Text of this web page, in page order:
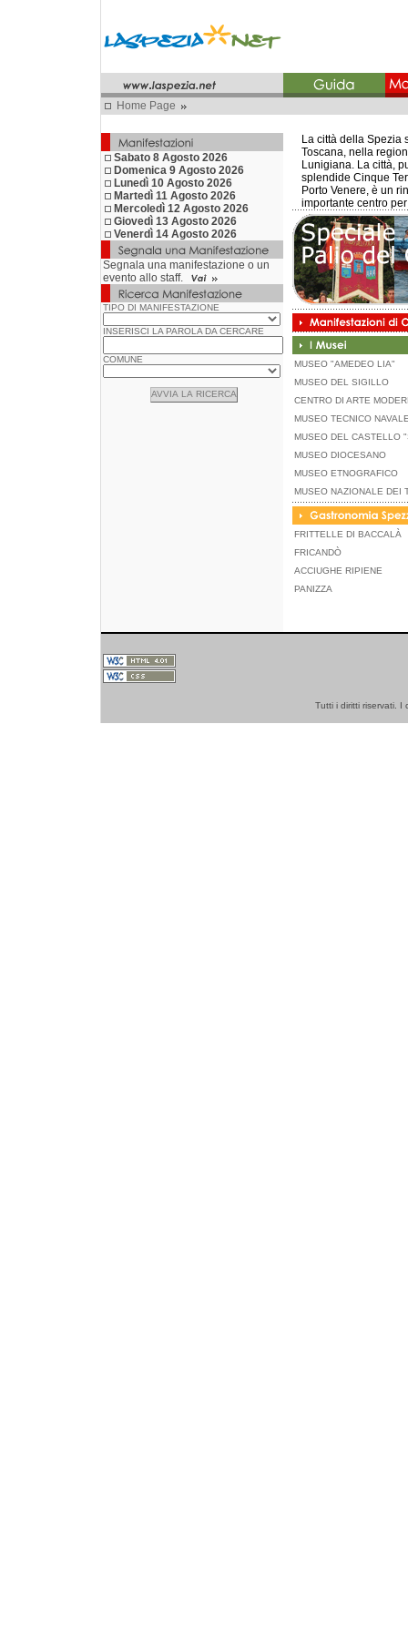
Home Page
Sabato 8 Agosto 2026
Domenica 9 Agosto 2026
Lunedì 10 Agosto 2026
Martedì 11 Agosto 2026
Mercoledì 12 Agosto 2026
Giovedì 13 Agosto 2026
Venerdì 14 Agosto 2026
Segnala una manifestazione o un
evento allo staff.
TIPO DI MANIFESTAZIONE
INSERISCI LA PAROLA DA CERCARE
COMUNE
La città della Spezia
Toscana, nella
Lunigiana. La città,
splendide Cinque
Porto Venere, è un
importante centro
MUSEO "AMEDEO LIA"
MUSEO DEL SIGILLO
CENTRO DI ARTE
MUSEO TECNICO
MUSEO DEL CASTELLO
MUSEO DIOCESANO
MUSEO ETNOGRAFICO
MUSEO NAZIONALE DEI
FRITTELLE DI BACCALÀ
FRICANDÒ
ACCIUGHE RIPIENE
PANIZZA
Tutti i diritti riservati. I